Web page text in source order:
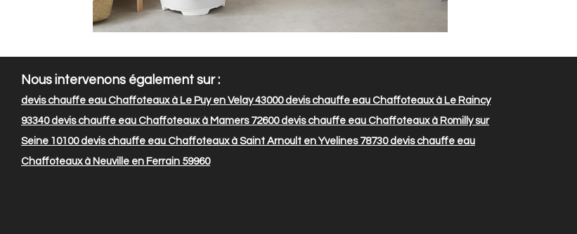
Nous intervenons également sur :
devis chauffe eau Chaffoteaux à Le Puy en Velay 43000devis chauffe eau Chaffoteaux à Le Raincy
93340devis chauffe eau Chaffoteaux à Mamers 72600devis chauffe eau Chaffoteaux à Romilly sur
Seine 10100devis chauffe eau Chaffoteaux à Saint Arnoult en Yvelines 78730devis chauffe eau
Chaffoteaux à Neuville en Ferrain 59960